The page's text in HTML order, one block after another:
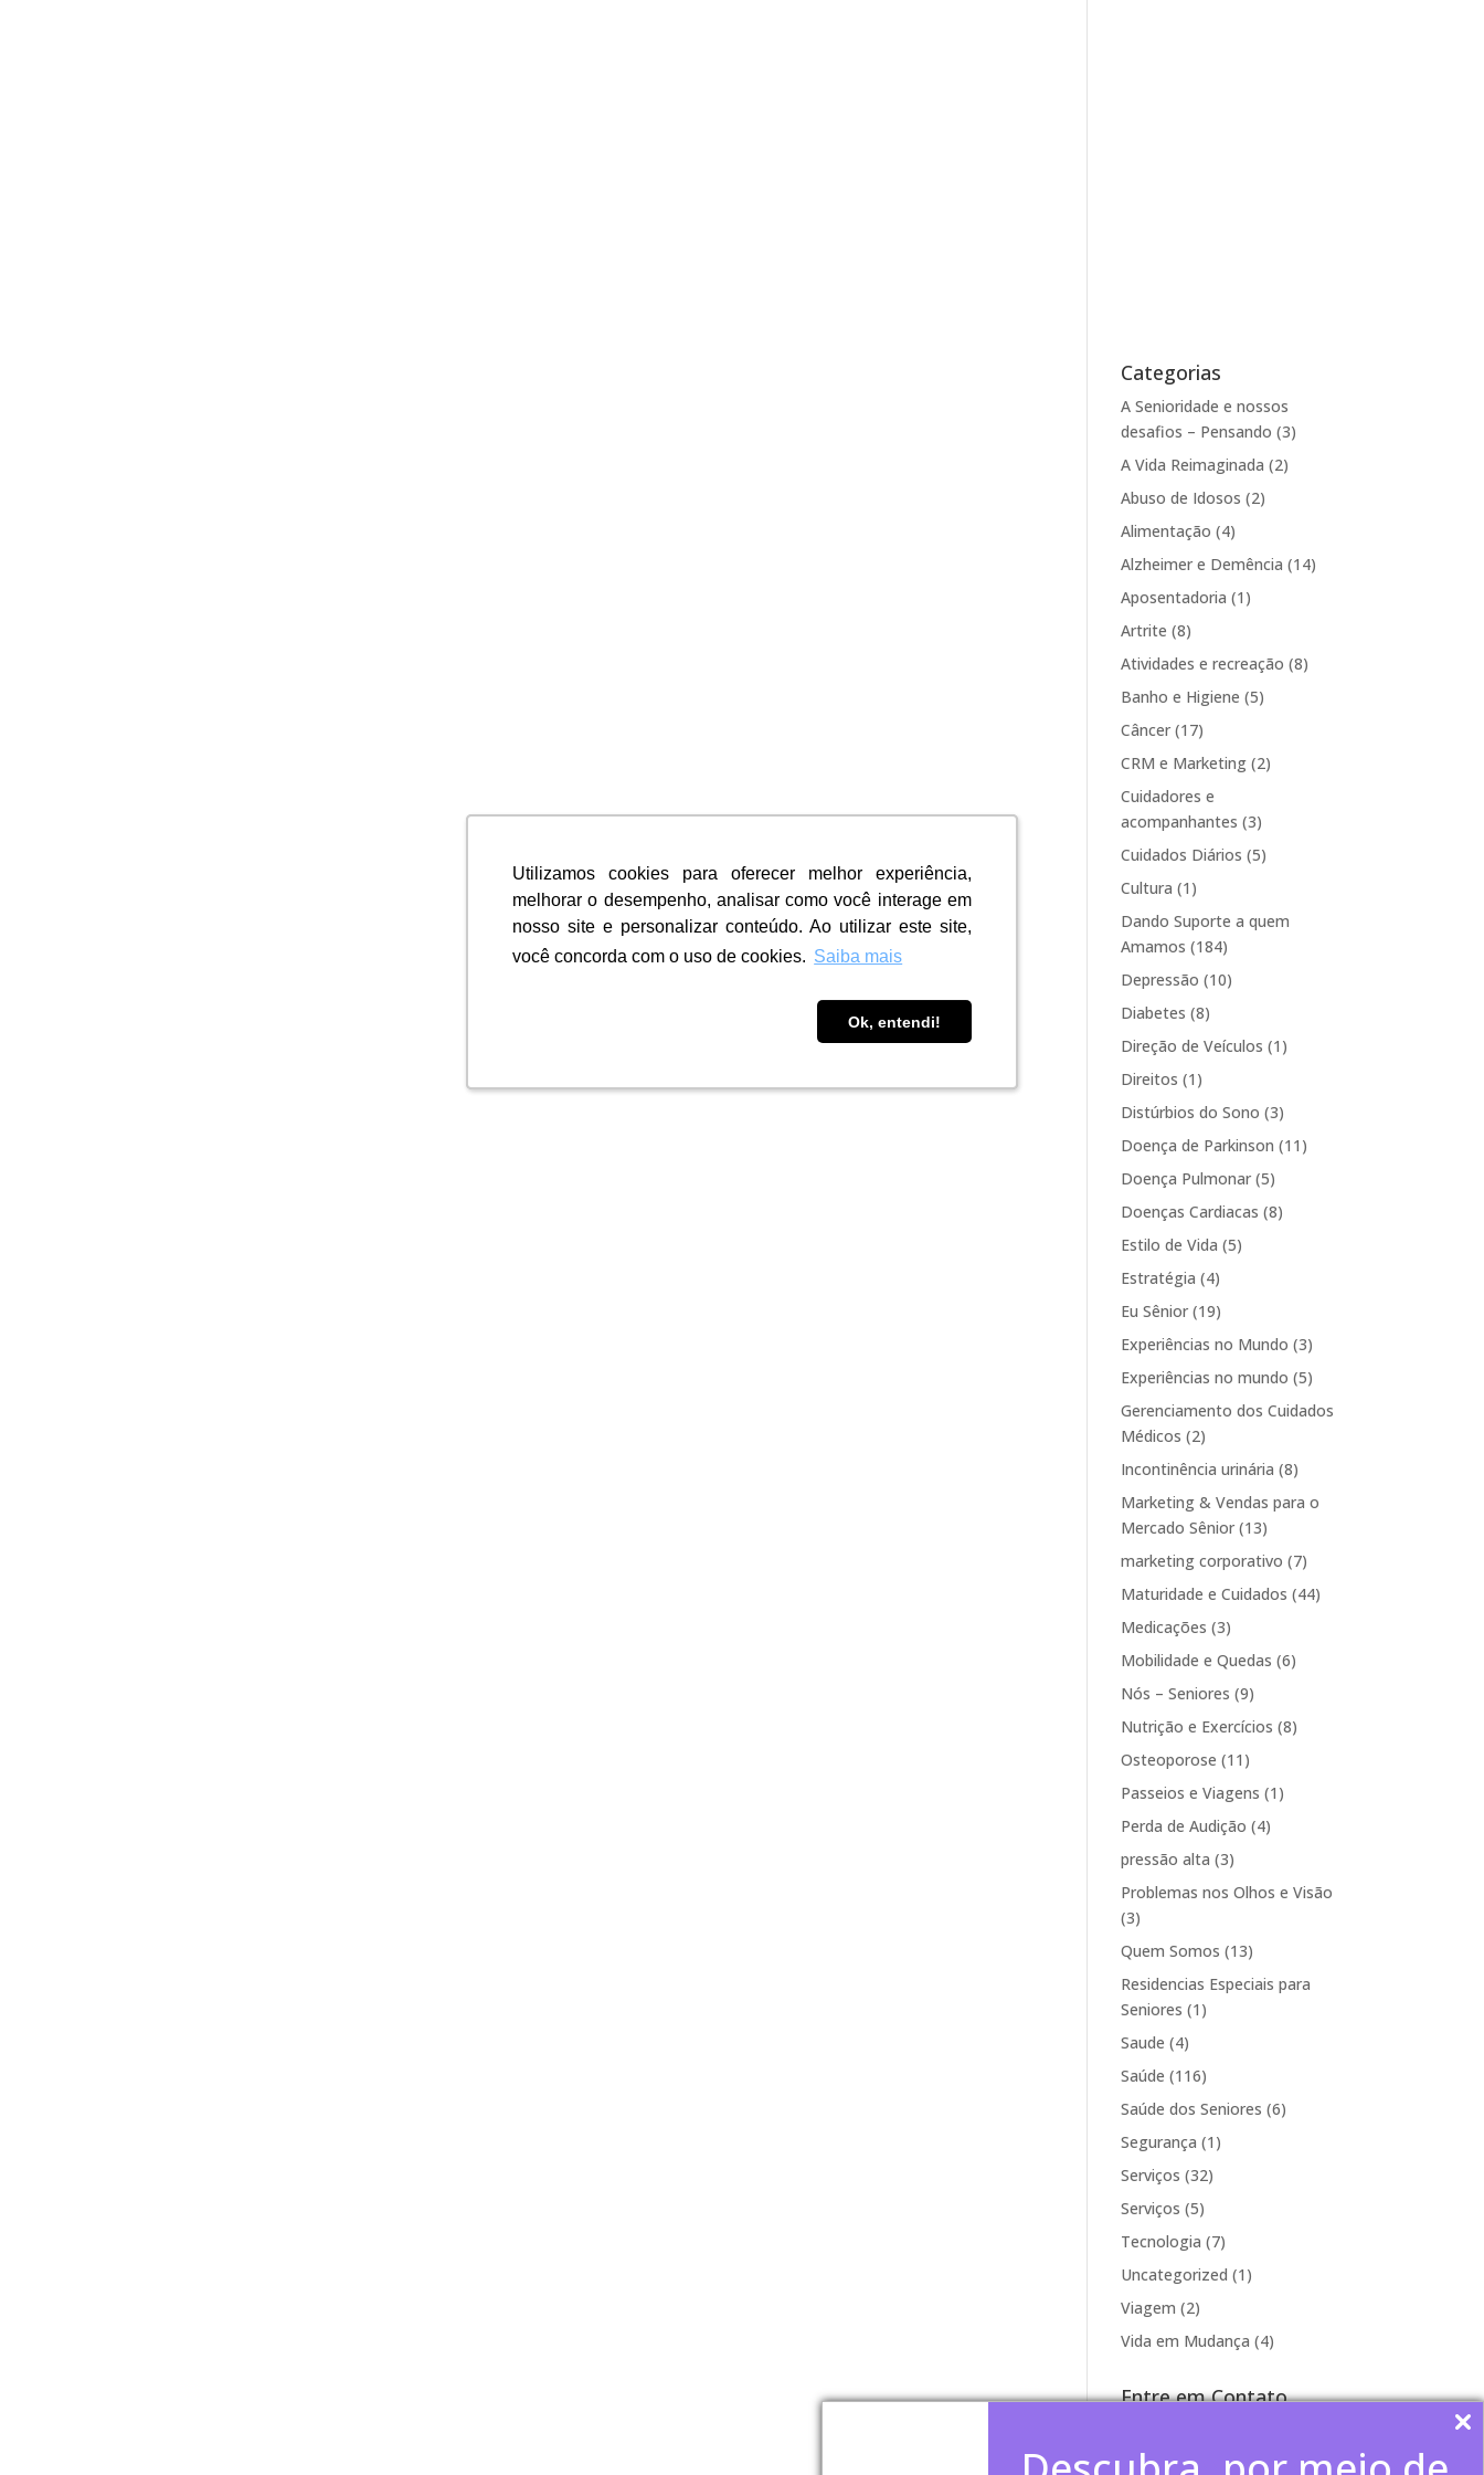
Utilizamos cookies para oferecer melhor experiência,
melhorar o desempenho, analisar como você interage em
nosso site e personalizar conteúdo. Ao utilizar este site,
você concorda com o uso de cookies. Saiba mais
Ok, entendi!
Utilizamos cookies para oferecer melhor experiência,
melhorar o desempenho, analisar como você interage em
nosso site e personalizar conteúdo. Ao utilizar este site,
você concorda com o uso de cookies. Saiba mais
Ok, entendi!
Categorias
A Senioridade e nossos
desafios – Pensando (3)
A Vida Reimaginada (2)
Abuso de Idosos (2)
Alimentação (4)
Alzheimer e Demência (14)
Aposentadoria (1)
Artrite (8)
Atividades e recreação (8)
Banho e Higiene (5)
Câncer (17)
CRM e Marketing (2)
Cuidadores e
acompanhantes (3)
Cuidados Diários (5)
Cultura (1)
Dando Suporte a quem
Amamos (184)
Depressão (10)
Diabetes (8)
Direção de Veículos (1)
Direitos (1)
Distúrbios do Sono (3)
Doença de Parkinson (11)
Doença Pulmonar (5)
Doenças Cardiacas (8)
Estilo de Vida (5)
Estratégia (4)
Eu Sênior (19)
Experiências no Mundo (3)
Experiências no mundo (5)
Gerenciamento dos Cuidados
Médicos (2)
Incontinência urinária (8)
Marketing & Vendas para o
Mercado Sênior (13)
marketing corporativo (7)
Maturidade e Cuidados (44)
Medicações (3)
Mobilidade e Quedas (6)
Nós – Seniores (9)
Nutrição e Exercícios (8)
Osteoporose (11)
Passeios e Viagens (1)
Perda de Audição (4)
pressão alta (3)
Problemas nos Olhos e Visão
(3)
Quem Somos (13)
Residencias Especiais para
Seniores (1)
Saude (4)
Saúde (116)
Saúde dos Seniores (6)
Segurança (1)
Serviços (32)
Serviços (5)
Tecnologia (7)
Uncategorized (1)
Viagem (2)
Vida em Mudança (4)
Entre em Contato
>(11) 3801-2411